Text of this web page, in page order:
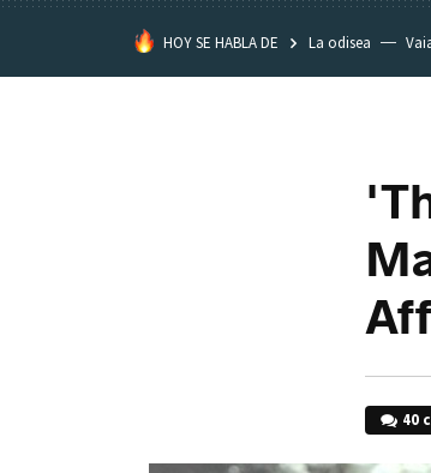
HOY SE HABLA DE La odisea
40